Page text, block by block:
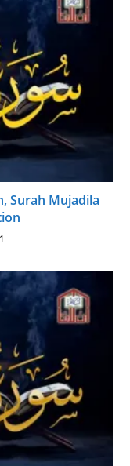
Surah Mujadila